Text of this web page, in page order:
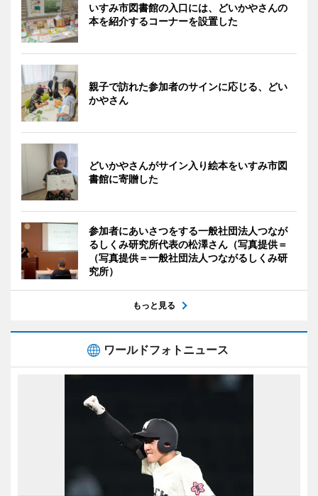
いすみ市図書館の入口には、どいかやさんの
本を紹介するコーナーを設置した
親子で訪れた参加者のサインに応じる、どい
かやさん
どいかやさんがサイン入り絵本をいすみ市図
書館に寄贈した
参加者にあいさつをする一般社団法人つなが
るしくみ研究所代表の松澤さん（写真提供＝
（写真提供＝一般社団法人つながるしくみ研
究所）
もっと見る
ワールドフォトニュース